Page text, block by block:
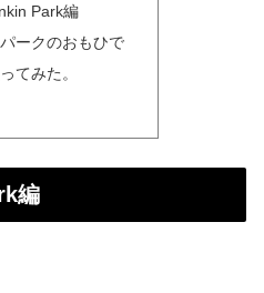
Park編
ークのおもひで
てみた。
編